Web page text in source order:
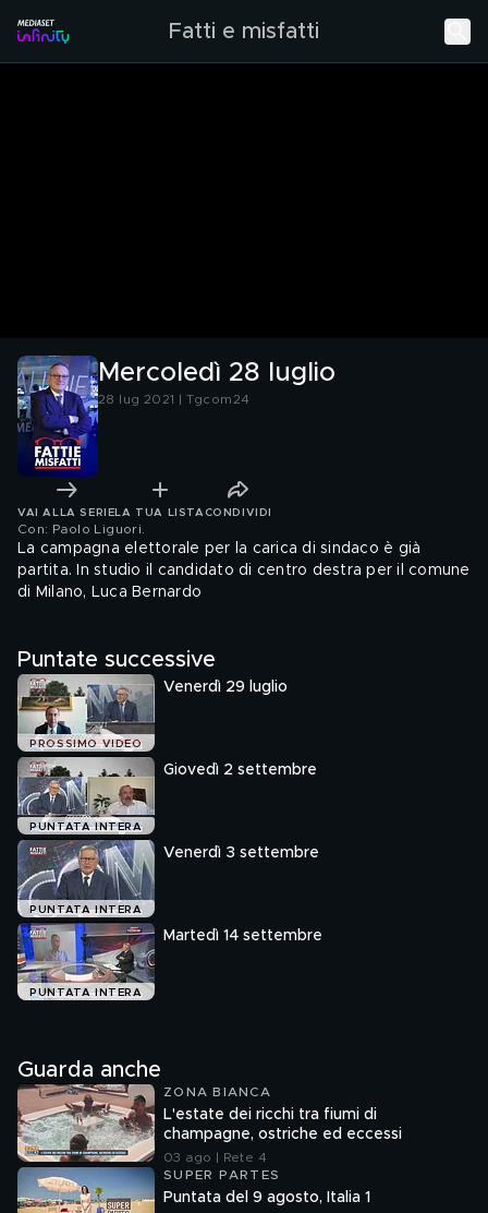
Fatti e misfatti
Mercoledì 28 luglio
28 lug 2021 | Tgcom24
VAI ALLA SERIE LA TUA LISTA CONDIVIDI
Con: Paolo Liguori
La campagna elettorale per la carica di sindaco è già
partita. In studio il candidato di centro destra per il comune
di Milano, Luca Bernardo
Puntate successive
PROSSIMO VIDEO
Venerdì 29 luglio
PUNTATA INTERA
Giovedì 2 settembre
PUNTATA INTERA
Venerdì 3 settembre
PUNTATA INTERA
Martedì 14 settembre
Guarda anche
ZONA BIANCA
L'estate dei ricchi tra fiumi di
champagne, ostriche ed eccessi
03 ago | Rete 4
SUPER PARTES
Puntata del 9 agosto, Italia 1